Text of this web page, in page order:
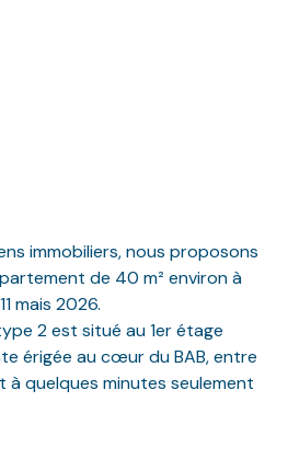
immobiliers, nous proposons
de 40 m² environ à
mais 2026.
2 est situé au 1er étage
érigée au cœur du BAB, entre
à quelques minutes seulement